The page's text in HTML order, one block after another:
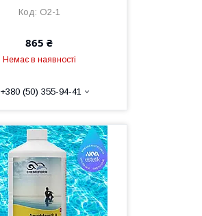
O2-1
865 ₴
Немає в наявності
+380 (50) 355-94-41